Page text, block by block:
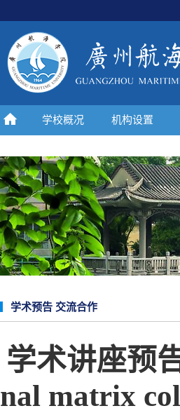
学校概况 机构设置
学术预告 交流合作
学术讲座预
nal matrix